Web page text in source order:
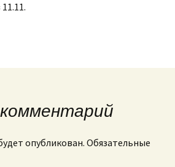
опубликован. Обязательные